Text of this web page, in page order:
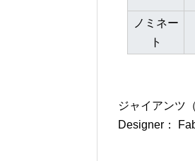
ノミネー
ト
ジャイアンツ
Designer：